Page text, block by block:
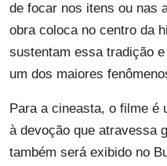
de focar nos itens ou nas
obra coloca no centro da
sustentam essa tradição
um dos maiores
Para a cineasta, o filme é
à devoção que atravessa
também será exibido no